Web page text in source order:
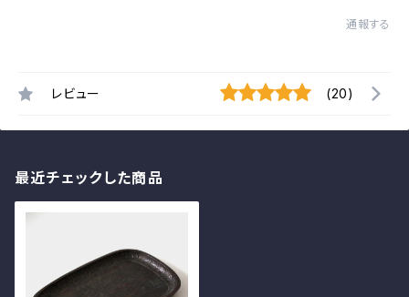
通報する
レビュー (20)
最近チェックした商品